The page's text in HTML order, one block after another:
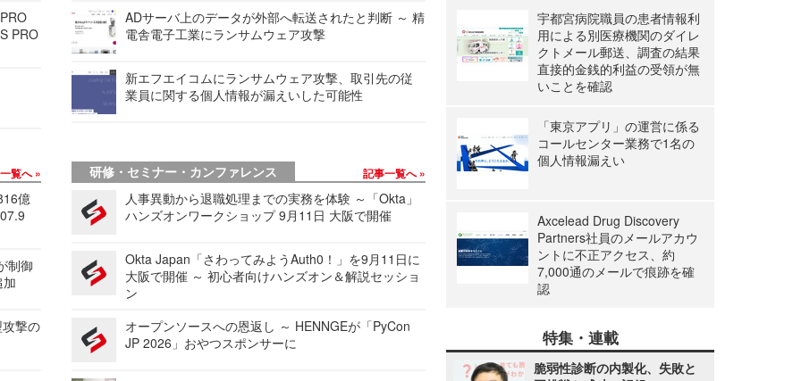
PRO
ADサーバ上のデータが外部へ転送されたと判断 ～ 精
電舎電子工業にランサムウェア攻撃
新エフエイコムにランサムウェア攻撃、取引先の従
業員に関する個人情報が漏えいした可能性
覧へ
億
制御
撃の
研修・セミナー・カンファレンス 記事一覧へ
人事異動から退職処理までの実務を体験 ～「Okta」
ハンズオンワークショップ 9月11日 大阪で開催
Okta Japan「さわってみようAuth0！」を9月11日に
大阪で開催 ～ 初心者向けハンズオン＆解説セッショ
ン
オープンソースへの恩返し ～ HENNGEが「PyCon
JP 2026」おやつスポンサーに
宇都宮病院職員の患者情報利
用による別医療機関のダイレ
クトメール郵送、調査の結果
直接的金銭的利益の受領が無
いことを確認
「東京アプリ」の運営に係る
コールセンター業務で1名の
個人情報漏えい
Axcelead Drug Discovery
Partners社員のメールアカウ
ントに不正アクセス、約
7,000通のメールで痕跡を確
認
特集・連載
脆弱性診断の内製化、失敗と